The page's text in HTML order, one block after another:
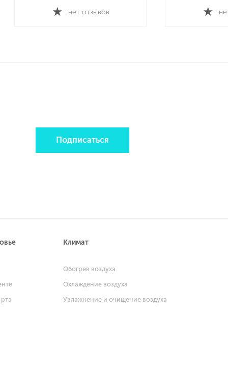
нет отзывов
Подписаться
Климат
Обогрев воздуха
Охлаждение воздуха
Увлажнение и очищение воздуха